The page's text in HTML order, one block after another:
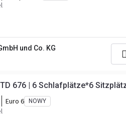
und Co. KG
676 | 6 Schlafplätze*6
Euro 6 NOWY